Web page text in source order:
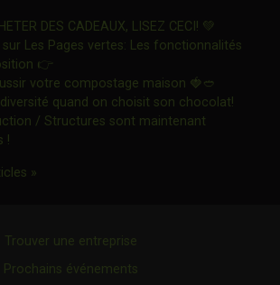
DES CADEAUX, LISEZ CECI! 💚
Les Pages vertes: Les fonctionnalités
👉Ce lien s'ouvrira dans une nouvelle
votre compostage maison 🍓🥙
quand on choisit son chocolat!Ce lien
/ Structures sont maintenant
!Ce lien s'ouvrira dans une nouvelle fenêtre"
»Ce lien s'ouvrira dans une nouvelle
Trouver une entreprise
Prochains événements